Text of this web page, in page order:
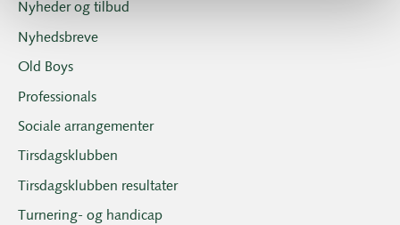
Nyheder og tilbud
Nyhedsbreve
Old Boys
Professionals
Sociale arrangementer
Tirsdagsklubben
Tirsdagsklubben resultater
Turnering- og handicap